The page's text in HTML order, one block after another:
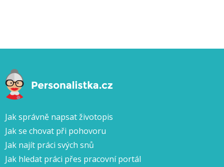
Jak správně napsat životopis
Jak se chovat při pohovoru
Jak najít práci svých snů
Jak hledat práci přes pracovní portál